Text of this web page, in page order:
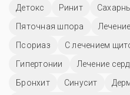
Детокс
Ринит
Пяточная шпора
Псориаз
С лечением
Гипертонии
Лечение
Бронхит
Синусит